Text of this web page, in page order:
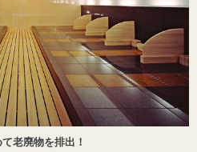
老廃物を排出！